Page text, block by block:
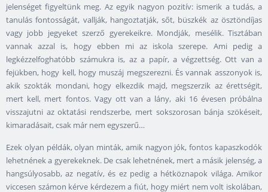
jelenséget figyeltünk meg. Az egyik nagyon pozitív: ismerik a tudás, a
tanulás fontosságát, vallják, hangoztatják, sőt, büszkék az ösztöndíjas
vagy jobb jegyeket szerző gyerekeikre. Mondják, mesélik. Tisztában
vannak azzal is, hogy ebben mi az iskola szerepe. Ami pedig a
legkézzelfoghatóbb számukra is, az a papír, a végzettség. Ott van a
fejükben, hogy kell, hogy muszáj megszerezni. És vannak asszonyok is,
akik szokták mondani, hogy elkezdik majd, megszerzik az érettségit,
mert kell, mert fontos. Vagy ott van a lány, aki 16 évesen próbálna
visszajutni az oktatási rendszerbe, mert sokszorosan bánja szökéseit,
kimaradásait, csak már nem egyszerű…
Ezek olyan példák, olyan minták, amik nagyon jók, fontos kapaszkodók
lehetnének a gyerekeknek. De csak lehetnének, mert a másik jelenség, a
hangsúlyosabb, az negatív, és ez pedig a hétköznapok világa. Amikor
viccesen számon kérve kérdezem a fiút, hogy miért nem volt iskolában,